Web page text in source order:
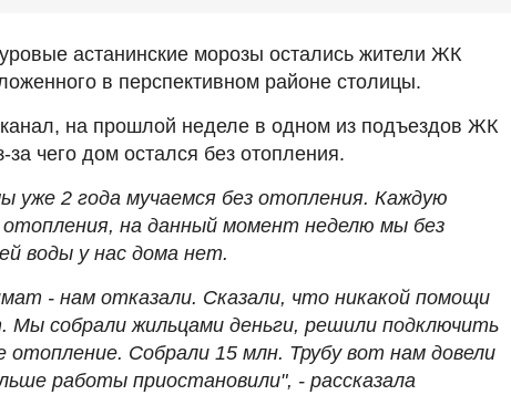
астанинские морозы остались жители ЖК
в перспективном районе столицы.
на прошлой неделе в одном из подъездов ЖК
за чего дом остался без отопления.
уже 2 года мучаемся без отопления. Каждую
отопления, на данный момент неделю мы без
воды у нас дома нет.
- нам отказали. Сказали, что никакой помощи
Мы собрали жильцами деньги, решили подключить
отопление. Собрали 15 млн. Трубу вот нам довели
работы приостановили", - рассказала